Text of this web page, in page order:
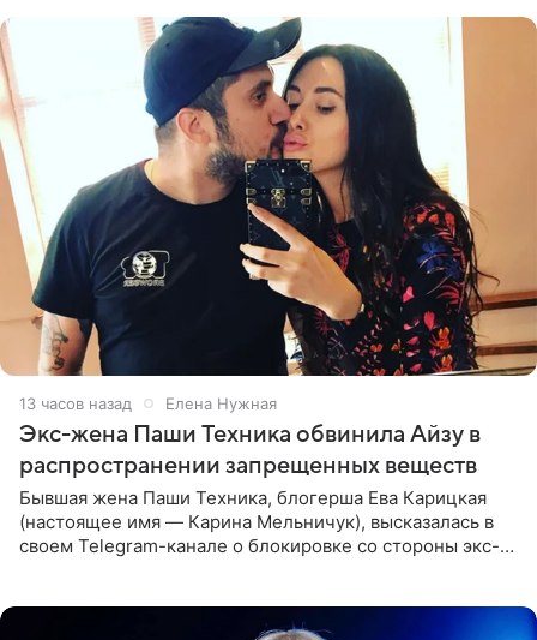
13 часов назад Елена Нужная
Экс-жена Паши Техника обвинила Айзу в
распространении запрещенных веществ
Бывшая жена Паши Техника, блогерша Ева Карицкая
(настоящее имя — Карина Мельничук), высказалась в
своем Telegram-канале о блокировке со стороны экс-